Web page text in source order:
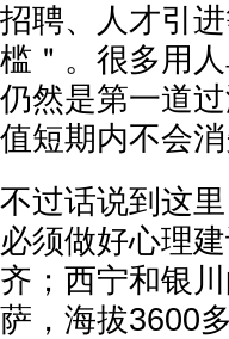
招聘、人才引
槛＂。很多用
仍然是第一道
值短期内不会消
不过话说到这
必须做好心理
齐；西宁和银
萨，海拔3600